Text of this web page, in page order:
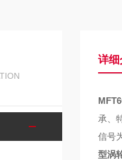
详细
承、
信号
型涡